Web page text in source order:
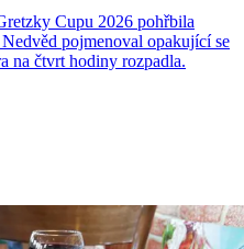
Cupu 2026 pohřbila
pojmenoval opakující se
na čtvrt hodiny rozpadla.